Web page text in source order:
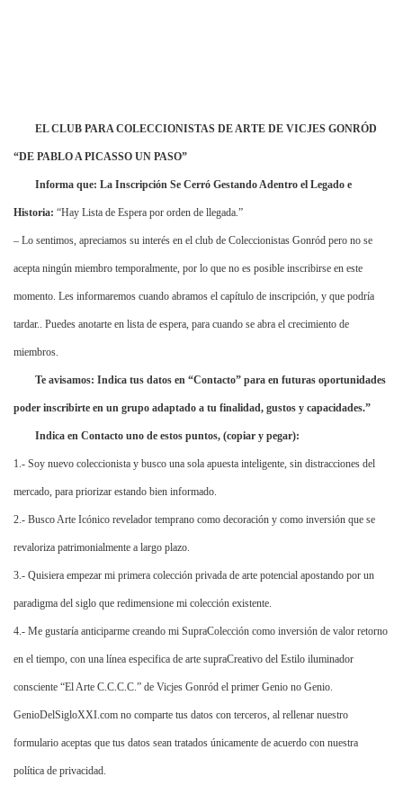
EL CLUB PARA COLECCIONISTAS DE ARTE DE VICJES GONRÓD
“DE PABLO A PICASSO UN PASO”
Informa que: La Inscripción Se Cerró Gestando Adentro el Legado e
Historia: “Hay Lista de Espera por orden de llegada.”
– Lo sentimos, apreciamos su interés en el club de Coleccionistas Gonród pero no se
acepta ningún miembro temporalmente, por lo que no es posible inscribirse en este
momento. Les informaremos cuando abramos el capítulo de inscripción, y que podría
tardar.. Puedes anotarte en lista de espera, para cuando se abra el crecimiento de
miembros.
Te avisamos: Indica tus datos en “Contacto” para en futuras oportunidades
poder inscribirte en un grupo adaptado a tu finalidad, gustos y capacidades.”
Indica en Contacto uno de estos puntos, (copiar y pegar):
1.- Soy nuevo coleccionista y busco una sola apuesta inteligente, sin distracciones del
mercado, para priorizar estando bien informado.
2.- Busco Arte Icónico revelador temprano como decoración y como inversión que se
revaloriza patrimonialmente a largo plazo.
3.- Quisiera empezar mi primera colección privada de arte potencial apostando por un
paradigma del siglo que redimensione mi colección existente.
4.- Me gustaría anticiparme creando mi SupraColección como inversión de valor retorno
en el tiempo, con una línea especifica de arte supraCreativo del Estilo iluminador
consciente “El Arte C.C.C.C.” de Vicjes Gonród el primer Genio no Genio.
GenioDelSigloXXI.com no comparte tus datos con terceros, al rellenar nuestro
formulario aceptas que tus datos sean tratados únicamente de acuerdo con nuestra
política de privacidad.